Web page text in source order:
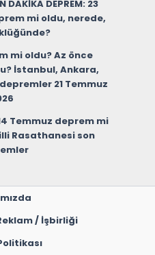
DAKİKA DEPREM: 23
mi oldu, nerede,
mi oldu? Az önce
İstanbul, Ankara,
21 Temmuz
14 Temmuz deprem mi
Rasathanesi son
/ İşbirliği